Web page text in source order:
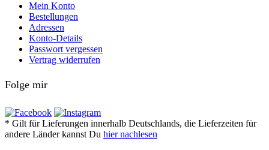
Mein Konto
Bestellungen
Adressen
Konto-Details
Passwort vergessen
Vertrag widerrufen
Folge mir
* Gilt für Lieferungen innerhalb Deutschlands, die Lieferzeiten für
andere Länder kannst Du hier nachlesen